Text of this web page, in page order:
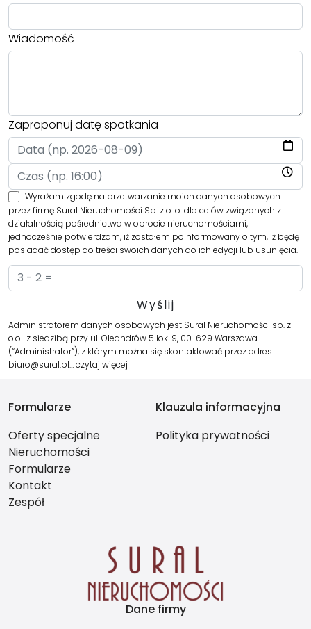
Wiadomość
Zaproponuj datę spotkania
Wyrażam zgodę na przetwarzanie moich danych osobowych
przez firmę Sural Nieruchomości Sp. z o. o. dla celów związanych z
działalnością pośrednictwa w obrocie nieruchomościami,
jednocześnie potwierdzam, iż zostałem poinformowany o tym, iż będę
posiadać dostęp do treści swoich danych do ich edycji lub usunięcia.
Administratorem danych osobowych jest Sural Nieruchomości sp. z
o.o. z siedzibą przy ul. Oleandrów 5 lok. 9, 00-629 Warszawa
(“Administrator”), z którym można się skontaktować przez adres
biuro@sural.pl…czytaj więcej
Formularze
Oferty specjalne
Nieruchomości
Formularze
Kontakt
Zespół
Klauzula informacyjna
Polityka prywatności
Dane firmy